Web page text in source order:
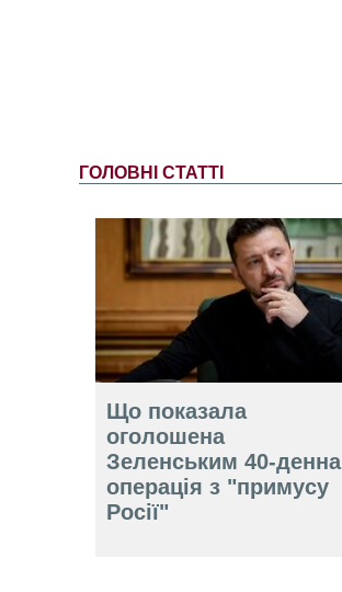
ГОЛОВНІ СТАТТІ
Що показала
оголошена
Зеленським 40-денна
операція з "примусу
Росії"